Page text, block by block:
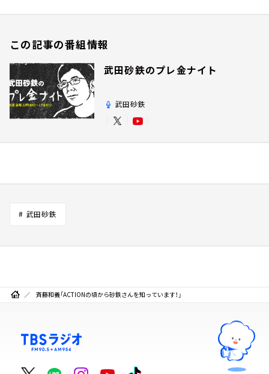
この記事の番組情報
武田砂鉄のプレ金ナイト
武田砂鉄
# 武田砂鉄
斉藤和義「ACTIONの頃から砂鉄さんを知っています！」